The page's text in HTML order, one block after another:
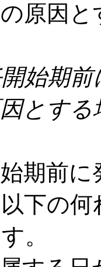
原因
始期
とす
期前
下の
。